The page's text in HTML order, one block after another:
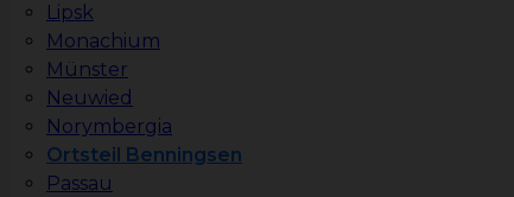
Lipsk
Monachium
Münster
Neuwied
Norymbergia
Ortsteil Benningsen
Passau